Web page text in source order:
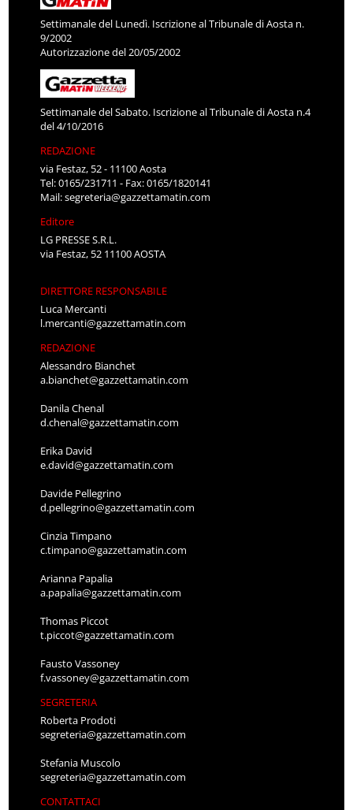
Settimanale del Lunedì. Iscrizione al Tribunale di Aosta n.
9/2002
Autorizzazione del 20/05/2002
Settimanale del Sabato. Iscrizione al Tribunale di Aosta n.4
del 4/10/2016
REDAZIONE
via Festaz, 52 - 11100 Aosta
Tel: 0165/231711 - Fax: 0165/1820141
Mail:segreteria@gazzettamatin.com
Editore
LG PRESSE S.R.L.
via Festaz, 52 11100 AOSTA
DIRETTORE RESPONSABILE
Luca Mercanti
l.mercanti@gazzettamatin.com
REDAZIONE
Alessandro Bianchet
a.bianchet@gazzettamatin.com
Danila Chenal
d.chenal@gazzettamatin.com
Erika David
e.david@gazzettamatin.com
Davide Pellegrino
d.pellegrino@gazzettamatin.com
Cinzia Timpano
c.timpano@gazzettamatin.com
Arianna Papalia
a.papalia@gazzettamatin.com
Thomas Piccot
t.piccot@gazzettamatin.com
Fausto Vassoney
f.vassoney@gazzettamatin.com
SEGRETERIA
Roberta Prodoti
segreteria@gazzettamatin.com
Stefania Muscolo
segreteria@gazzettamatin.com
CONTATTACI